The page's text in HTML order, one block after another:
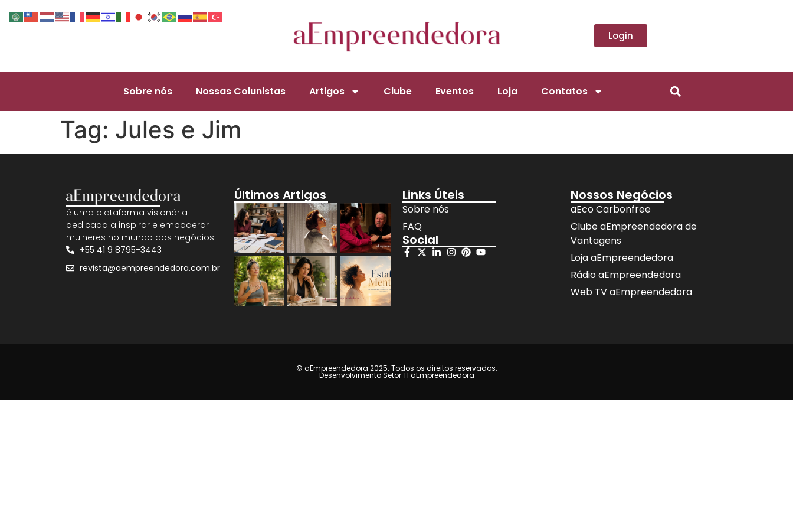
Login
Sobre nós Nossas Colunistas Artigos Clube Eventos Loja Contatos
Tag: Jules e Jim
é uma plataforma visionária
dedicada a inspirar e empoderar
mulheres no mundo dos negócios.
+55 41 9 8795-3443
revista@aempreendedora.com.br
Últimos Artigos Links Úteis
Sobre nós
FAQ
Social
Nossos Negócios
aEco Carbonfree
Clube aEmpreendedora de
Vantagens
Loja aEmpreendedora
Rádio aEmpreendedora
Web TV aEmpreendedora
© aEmpreendedora 2025. Todos os direitos reservados.
Desenvolvimento Setor TI aEmpreendedora